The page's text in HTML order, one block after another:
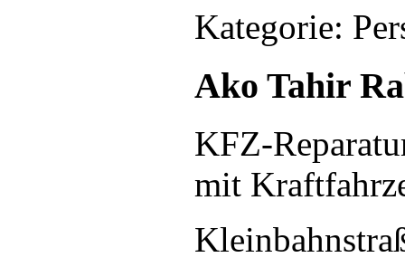
Kategorie:
Ako Tahir
KFZ-
mit